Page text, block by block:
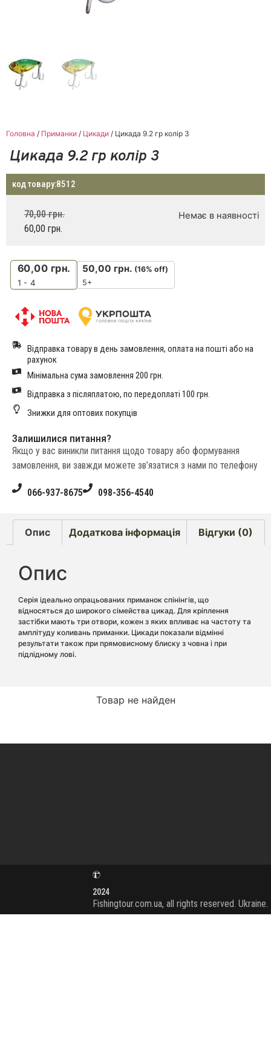
Головна / Приманки / Цикади / Цикада 9.2 гр колір 3
Цикада 9.2 гр колір 3
код товару:8512
70,00грн.
60,00 грн.
Немає в наявності
60,00 грн.
1 - 4
50,00 грн. (16% off)
5+
Відправка товару в день замовлення, оплата на пошті або на
рахунок
Мінімальна сума замовлення 200 грн.
Відправка з післяплатою, по передоплаті 100 грн.
Знижки для оптових покупців
Залишилися питання?
Якщо у вас виникли питання щодо товару або формування
замовлення, ви завжди можете зв’язатися з нами по телефону
066-937-8675 098-356-4540
Опис Додаткова інформація Відгуки (0)
Опис
Серія ідеально опрацьованих приманок спінінгів, що
відносяться до широкого сімейства цикад. Для кріплення
застібки мають три отвори, кожен з яких впливає на частоту та
амплітуду коливань приманки. Цикади показали відмінні
результати також при прямовисному блиску з човна і при
підлідному лові.
Товар не найден
2024
Fishingtour.com.ua, all rights reserved. Ukraine.